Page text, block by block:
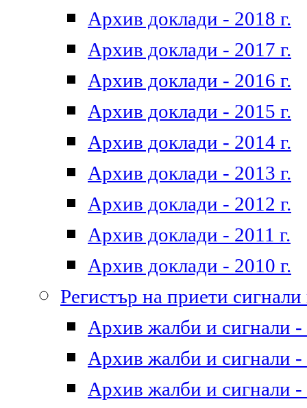
Архив доклади - 2018 г.
Архив доклади - 2017 г.
Архив доклади - 2016 г.
Архив доклади - 2015 г.
Архив доклади - 2014 г.
Архив доклади - 2013 г.
Архив доклади - 2012 г.
Архив доклади - 2011 г.
Архив доклади - 2010 г.
Регистър на приети
Архив жалби и сигнали -
Архив жалби и сигнали -
Архив жалби и сигнали -